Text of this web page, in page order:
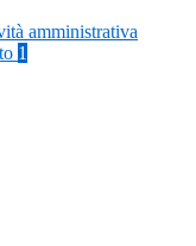
amministrativa
1